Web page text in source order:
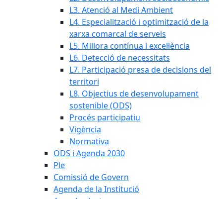
L3. Atenció al Medi Ambient
L4. Especialització i optimització de la
xarxa comarcal de serveis
L5. Millora contínua i excel·lència
L6. Detecció de necessitats
L7. Participació presa de decisions del
territori
L8. Objectius de desenvolupament
sostenible (ODS)
Procés participatiu
Vigència
Normativa
ODS i Agenda 2030
Ple
Comissió de Govern
Agenda de la Institució